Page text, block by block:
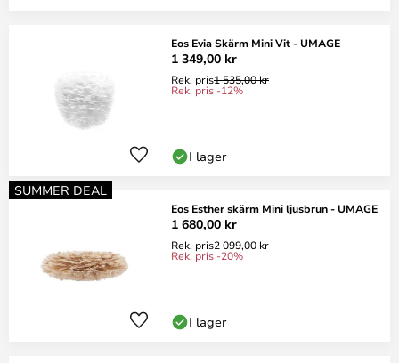
Eos Evia Skärm Mini Vit - UMAGE
1 349,00 kr
Rek. pris1 535,00 kr
Rek. pris -12%
I lager
SUMMER DEAL
Eos Esther skärm Mini ljusbrun - UMAGE
1 680,00 kr
Rek. pris2 099,00 kr
Rek. pris -20%
I lager